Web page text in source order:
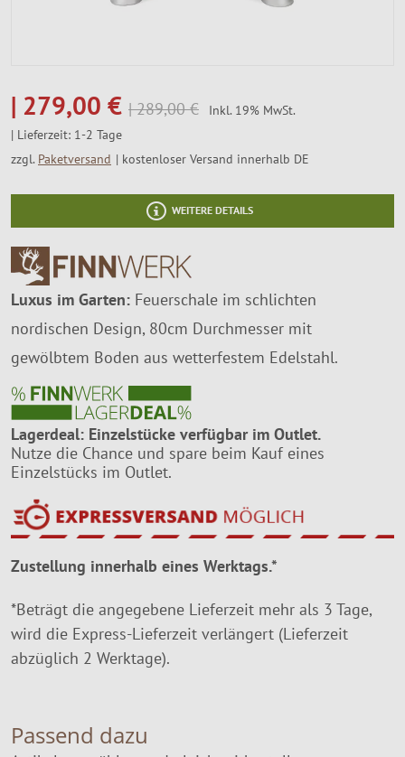
279,00 € 289,00 € Inkl. 19% MwSt.
Lieferzeit: 1-2 Tage
zzgl. Paketversand kostenloser Versand innerhalb DE
WEITERE DETAILS
Luxus im Garten: Feuerschale im schlichten
nordischen Design, 80cm Durchmesser mit
gewölbtem Boden aus wetterfestem Edelstahl.
Lagerdeal: Einzelstücke verfügbar im Outlet.
Nutze die Chance und spare beim Kauf eines
Einzelstücks im Outlet.
Zustellung innerhalb eines Werktags.*
*Beträgt die angegebene Lieferzeit mehr als 3 Tage,
wird die Express-Lieferzeit verlängert (Lieferzeit
abzüglich 2 Werktage).
Passend dazu